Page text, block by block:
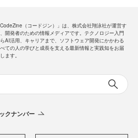
CodeZine（コードジン）」は、株式会社翔泳社が運営す
開発者のための情報メディアです。テクノロジー入門
AI活用、キャリアまで、ソフトウェア開発にかかわる
ての人の学びと成長を支える最新情報と実践知をお届
ます。
クナンバー